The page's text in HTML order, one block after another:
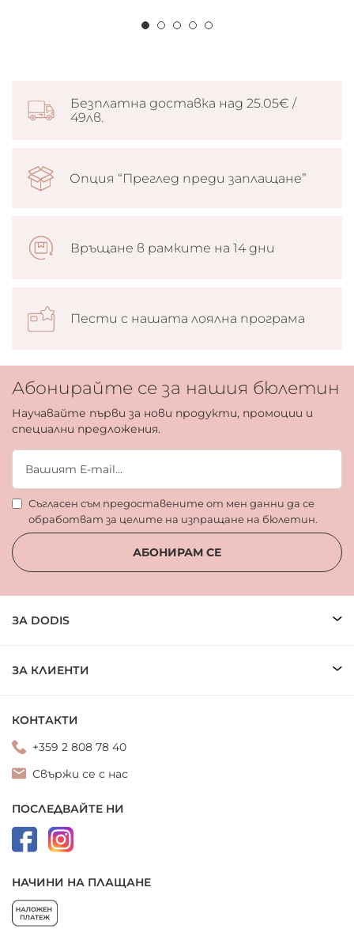
Безплатна доставка над 25.05€ /
49лв.
Опция “Преглед преди заплащане”
Връщане в рамките на 14 дни
Пести с нашата лоялна програма
Абонирайте се за нашия бюлетин
Научавайте първи за нови продукти, промоции и
специални предложения.
Съгласен съм предоставените от мен данни да се
обработват за целите на изпращане на бюлетин.
АБОНИРАМ СЕ
ЗА DODIS
ЗА КЛИЕНТИ
КОНТАКТИ
+359 2 808 78 40
Свържи се с нас
ПОСЛЕДВАЙТЕ НИ
НАЧИНИ НА ПЛАЩАНЕ